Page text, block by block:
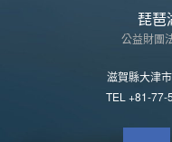
琵琶
公益財團
滋賀縣大津
TEL +81-